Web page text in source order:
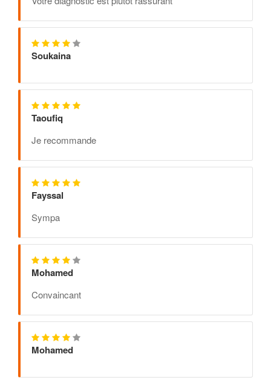
Soukaina
Taoufiq
Je recommande
Fayssal
Sympa
Mohamed
Convaincant
Mohamed